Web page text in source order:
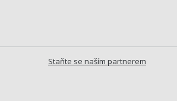
Staňte se naším partnerem